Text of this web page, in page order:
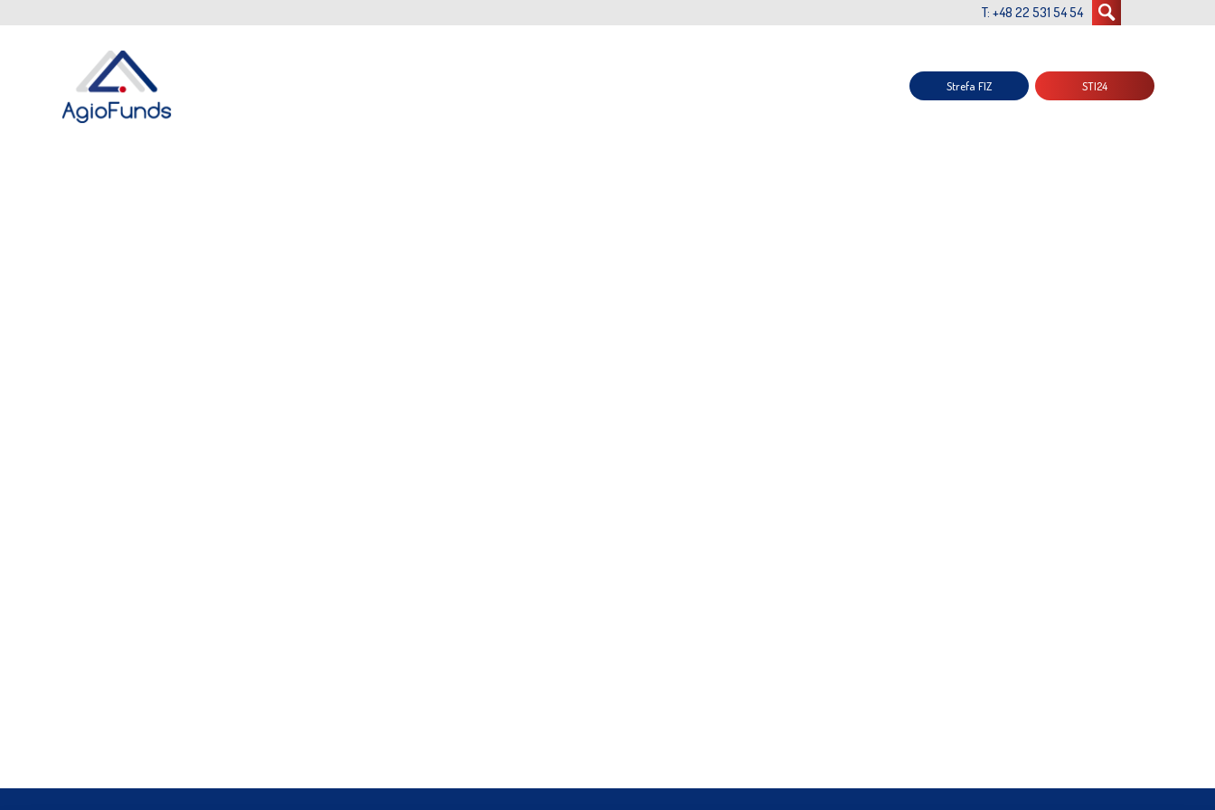
T: +48 22 531 54 54
Strefa FIZ STI24